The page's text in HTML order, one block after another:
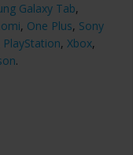
Galaxy Tab,
, One Plus, Sony
PlayStation, Xbox,
.